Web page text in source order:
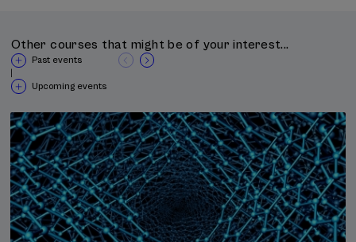
Other courses that might be of your interest...
Past events
Upcoming events